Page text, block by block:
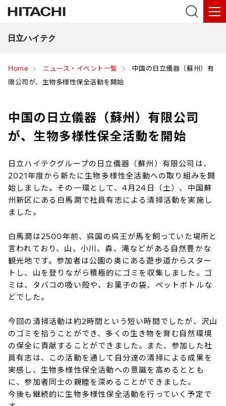
日立ハイテク
Home ニュース・イベント一覧
中国の日立儀器（蘇州）有
限公司が、生物多様性保全活動を開始
中国の日立儀器（蘇州）有限公司
が、生物多様性保全活動を開始
日立ハイテクグループの日立儀器（蘇州）有限公司は、
2021年度から新たに生物多様性全活動への取り組みを開
始しました。その一環として、4月24日（土）、中国蘇
州新区にある白馬澗で社員有志による清掃活動を実施し
ました。
白馬澗は2500年前、呉国の呉王が馬を飼っていた場所と
言われており、山、小川、森、滝などがある自然豊かな
観光地です。参加者は公園の奥にある遊歩道からスター
トし、山を登りながら積極的にゴミを収集しました。ゴ
ミは、タバコの吸い殻や、お菓子の袋、ペットボトルな
どでした。
今回の清掃活動は約2時間という短い時間でしたが、沢山
のゴミを拾うことができ、多くの生き物を育む自然環境
の保全に貢献することができました。また、参加した社
員有志は、この活動を通して自分達の清掃による成果を
実感し、生物多様性保全活動への意識を高めるととも
に、参加者同士の親睦を深めることができました。
今後も継続的に生物多様性保全活動を行っていく予定で